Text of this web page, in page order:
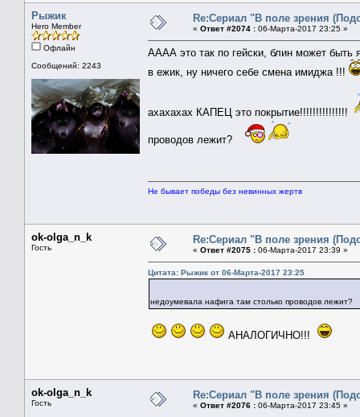
Рыжик
Hero Member
Офлайн
Сообщений: 2243
Re:Сериал "В поле зрения
« Ответ #2074 : 06-Марта-2017 23:25 »
АААА это так по гейски, блин может быть
в ежик, ну ничего себе смена имиджа !!!
ахахахах КАПЕЦ это покрытие!!!!!!!!!!!!!!!
проводов лежит?
Не бывает победы без невинных жертв
ok-olga_n_k
Гость
Re:Сериал "В поле зрения
« Ответ #2075 : 06-Марта-2017 23:39 »
Цитата: Рыжик от 06-Марта-2017 23:25
недоумевала нафига там столько проводов
АНАЛОГИЧНО!!!
ok-olga_n_k
Гость
Re:Сериал "В поле зрения
« Ответ #2076 : 06-Марта-2017 23:45 »